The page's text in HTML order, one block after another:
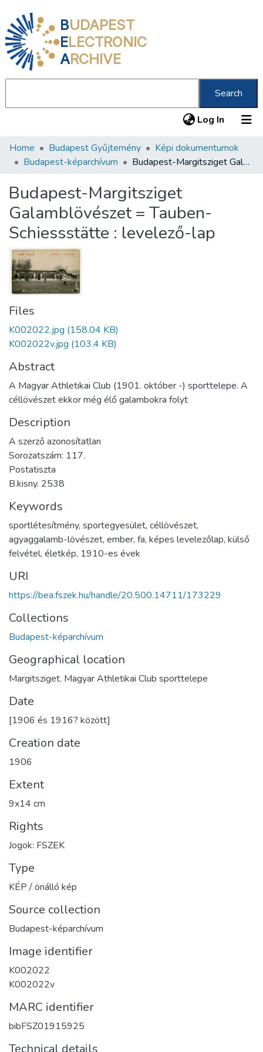
BUDAPEST
ELECTRONIC
ARCHIVE
Search
Log In (current)
Communities & Collections
Statistics
About us
Home Budapest Gyűjtemény
Képi dokumentumok
Budapest-képarchívum
Budapest-Margitsziget Galamblövészet = Tauben-Schiessstätte : levelező-lap
Budapest-Margitsziget
Galamblövészet = Tauben-
Schiessstätte : levelező-lap
Files
K002022.jpg (158.04 KB)
K002022v.jpg (103.4 KB)
Abstract
A Magyar Athletikai Club (1901. október -) sporttelepe. A
céllövészet ekkor még élő galambokra folyt
Description
A szerző azonosítatlan
Sorozatszám: 117.
Postatiszta
B.kisny. 2538
Keywords
sportlétesítmény, sportegyesület, céllövészet,
agyaggalamb-lövészet, ember, fa, képes levelezőlap, külső
felvétel, életkép, 1910-es évek
URI
https://bea.fszek.hu/handle/20.500.14711/173229
Collections
Budapest-képarchívum
Geographical location
Margitsziget. Magyar Athletikai Club sporttelepe
Date
[1906 és 1916? között]
Creation date
1906
Extent
9x14 cm
Rights
Jogok: FSZEK
Type
KÉP / önálló kép
Source collection
Budapest-képarchívum
Image identifier
K002022
K002022v
MARC identifier
bibFSZ01915925
Technical details